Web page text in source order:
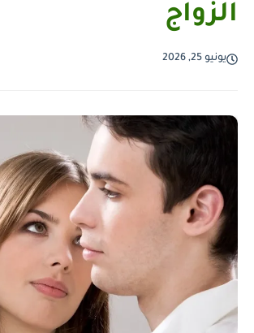
الزواج
يونيو 25, 2026